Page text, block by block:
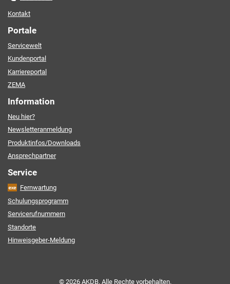
Kontakt
Portale
Servicewelt
Kundenportal
Karriereportal
ZEMA
Information
Neu hier?
Newsletteranmeldung
Produktinfos/Downloads
Ansprechpartner
Service
Fernwartung
Schulungsprogramm
Servicerufnummern
Standorte
Hinweisgeber-Meldung
© 2026 AKDB. Alle Rechte vorbehalten.